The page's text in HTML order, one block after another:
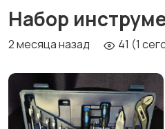
Набор
2 месяца назад 41 (1